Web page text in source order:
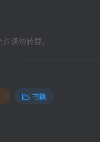
请勿转载。
书籍